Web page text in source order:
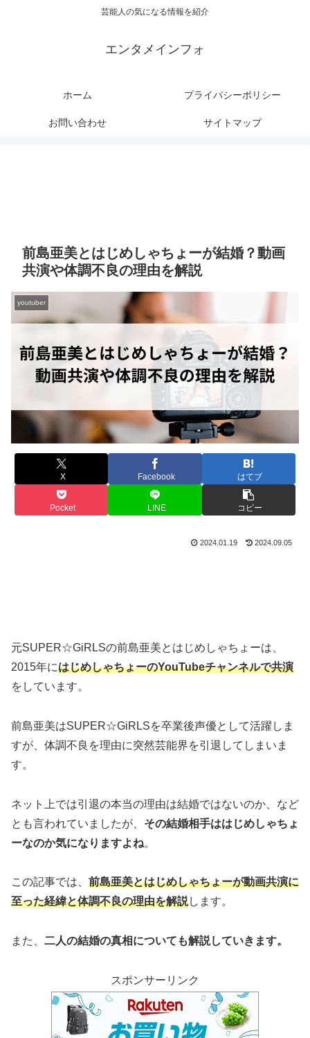
芸能人の気になる情報を紹介
エンタメインフォ
ホーム プライバシーポリシー
お問い合わせ サイトマップ
前島亜美とはじめしゃちょーが結婚？動画
共演や体調不良の理由を解説
youtuber
X Facebook はてブ
Pocket LINE コピー
2024.01.19 2024.09.05
元SUPER☆GiRLSの前島亜美とはじめしゃちょーは、
2015年にはじめしゃちょーのYouTubeチャンネルで共演
をしています。
前島亜美はSUPER☆GiRLSを卒業後声優として活躍しま
すが、体調不良を理由に突然芸能界を引退してしまいま
す。
ネット上では引退の本当の理由は結婚ではないのか、など
とも言われていましたが、 その結婚相手ははじめしゃちょ
ーなのか気になりますよね。
この記事では、 前島亜美とはじめしゃちょーが動画共演に
至った経緯と体調不良の理由を解説します。
また、 二人の結婚の真相についても解説していきます。
スポンサーリンク